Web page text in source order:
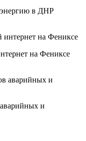
в ДНР
на Фениксе
и